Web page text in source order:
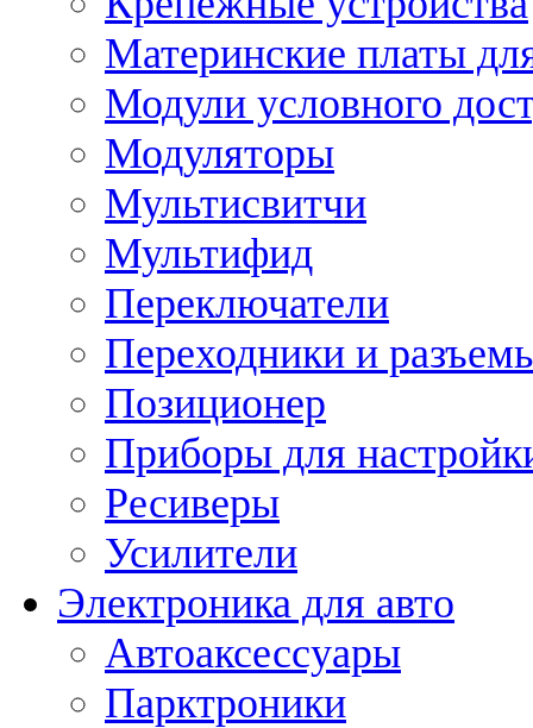
Материнские платы
Модули условного
Модуляторы
Мультисвитчи
Мультифид
Переключатели
Переходники и
Позиционер
Приборы для
Ресиверы
Усилители
Электроника для авто
Автоаксессуары
Парктроники